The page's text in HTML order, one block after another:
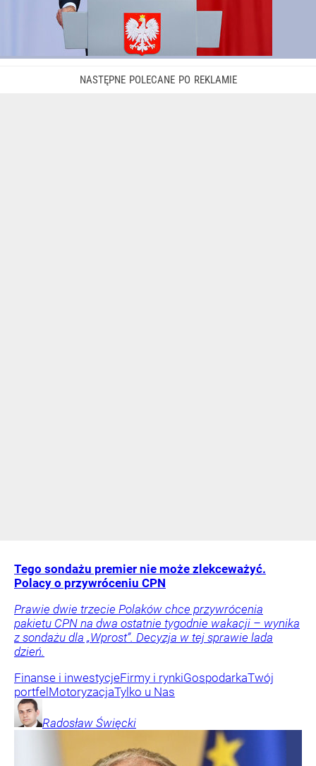
Tego sondażu premier nie może zlekceważyć.
Polacy o przywróceniu CPN
Prawie dwie trzecie Polaków chce przywrócenia
pakietu CPN na dwa ostatnie tygodnie wakacji – wynika
z sondażu dla „Wprost”. Decyzja w tej sprawie lada
dzień.
Finanse i inwestycjeFirmy i rynkiGospodarkaTwój
portfel MotoryzacjaTylko u Nas
Radosław Święcki